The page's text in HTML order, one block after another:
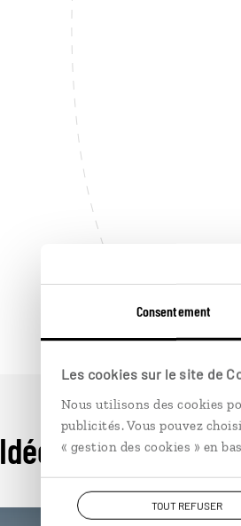
Consentement
Les cookies sur le site de
Nous utilisons des cookies
publicités. Vous pouvez
« gestion des cookies » en
TOUT REFUSER
Idées de voyage